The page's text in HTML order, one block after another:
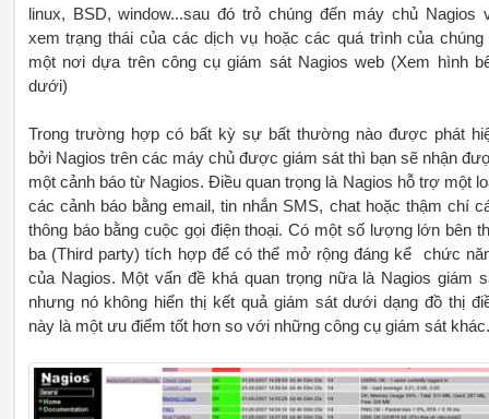
linux, BSD, window...sau đó trỏ chúng đến máy chủ Nagios
xem trạng thái của các dịch vụ hoặc các quá trình của
một nơi dựa trên công cụ giám sát Nagios web (Xem hình
dưới)
Trong trường hợp có bất kỳ sự bất thường nào được phát
bởi Nagios trên các máy chủ được giám sát thì bạn sẽ nhận
một cảnh báo từ Nagios. Điều quan trọng là Nagios hỗ trợ một
các cảnh báo bằng email, tin nhắn SMS, chat hoặc thậm chí
thông báo bằng cuộc gọi điện thoại. Có một số lượng lớn bên
ba (Third party) tích hợp để có thể mở rộng đáng kể chức
của Nagios. Một vấn đề khá quan trọng nữa là Nagios giám
nhưng nó không hiển thị kết quả giám sát dưới dạng đồ thị
này là một ưu điểm tốt hơn so với những công cụ giám sát khác.